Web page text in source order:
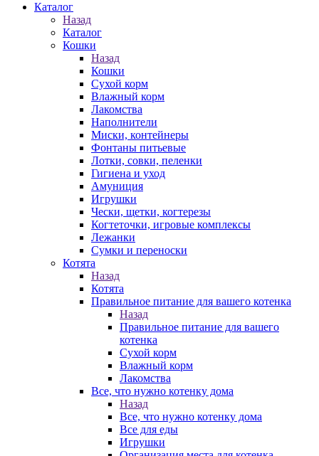
Каталог
Назад
Каталог
Кошки
Назад
Кошки
Сухой корм
Влажный корм
Лакомства
Наполнители
Миски, контейнеры
Фонтаны питьевые
Лотки, совки, пеленки
Гигиена и уход
Амуниция
Игрушки
Чески, щетки, когтерезы
Когтеточки, игровые комплексы
Лежанки
Сумки и переноски
Котята
Назад
Котята
Правильное питание для вашего котенка
Назад
Правильное питание для вашего
котенка
Сухой корм
Влажный корм
Лакомства
Все, что нужно котенку дома
Назад
Все, что нужно котенку дома
Все для еды
Игрушки